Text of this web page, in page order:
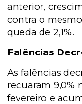
anterior,
contra o
queda de 2,1%.
Falências
As falências
recuaram 9,0%
fevereiro e